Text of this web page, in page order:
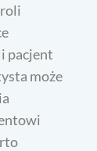
pacjent
może